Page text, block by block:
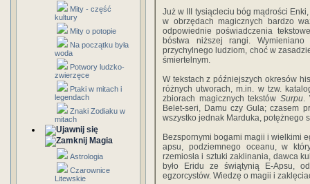
Mity - część
kultury
Mity o potopie
Na początku była
woda
Potwory ludzko-
zwierzęce
Ptaki w mitach i
legendach
Znaki Zodiaku w
mitach
Magia
Astrologia
Czarownice
Litewskie
Już w III tysiącleciu bóg mądrości
w obrzędach magicznych bardzo
odpowiednie poświadczenia
bóstwa niż­szej rangi.
przychylnego ludziom, choć w
śmiertelnym.
W tekstach z późniejszych okresów
różnych utworach, m.in. w tzw.
zbiorach magicznych tekstów Surpu.
Belet-seri, Damu czy Gula; czasem
wszystko jednak Marduka, potężnego
Bezspornymi bogami magii i wielkimi
apsu, podziemnego oceanu, w
rzemiosła i sztuki zaklinania, dawca
było Eridu ze świątynią E-Apsu,
egzorcystów. Wiedzę o magii i